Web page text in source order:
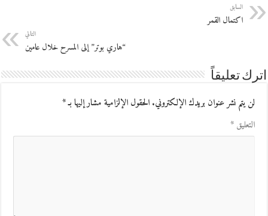
السابق
اكتمال القمر
التالي
“هاري بوتر” إلى المسرح خلال عامين
اترك تعليقاً
لن يتم نشر عنوان بريدك الإلكتروني.الحقول الإلزامية مشار إليها بـ*
التعليق*